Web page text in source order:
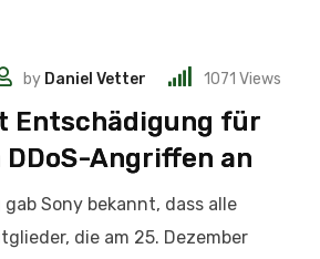
by Daniel Vetter 1071 Views
Entschädigung für
Angriffen an
gab Sony bekannt, dass alle
die am 25. Dezember